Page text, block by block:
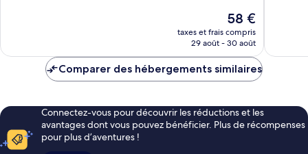
Le
nouveau
prix
de
58 €
taxes et frais compris
29 août - 30 août
Comparer des hébergements similaires
Connectez-vous pour découvrir les réductions et les
avantages dont vous pouvez bénéficier. Plus de récompenses
pour plus d’aventures !